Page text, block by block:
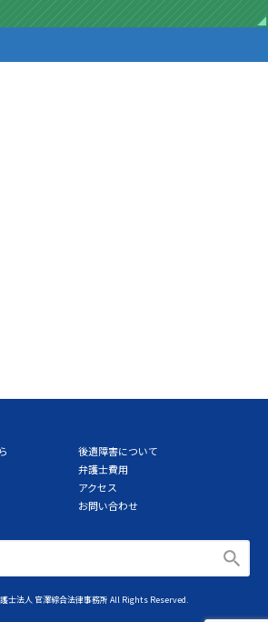
後遺障害について
弁護士費用
アクセス
お問い合わせ
士法人 官澤綜合法律事務所 All Rights Reserved.